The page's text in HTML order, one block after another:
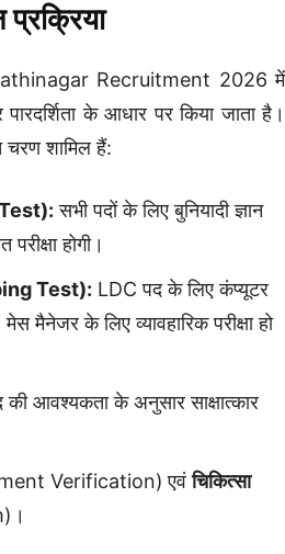
Recruitment 2026 में
के आधार पर किया जाता है।
चरण शामिल हैं:
Test): सभी पदों के लिए बुनियादी ज्ञान
होगी।
Test): LDC पद के लिए कंप्यूटर
मैनेजर के लिए व्यावहारिक परीक्षा हो
की आवश्यकता के अनुसार साक्षात्कार
Verification) एवंचिकित्सा